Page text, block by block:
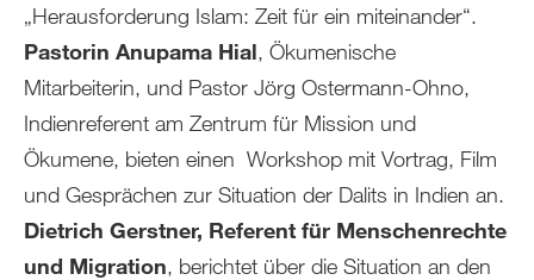
„Herausforderung Islam: Zeit für ein miteinander“.
Pastorin Anupama Hial, Ökumenische
Mitarbeiterin, und Pastor Jörg Ostermann-Ohno,
Indienreferent am Zentrum für Mission und
Ökumene, bieten einen Workshop mit Vortrag, Film
und Gesprächen zur Situation der Dalits in Indien an.
Dietrich Gerstner, Referent für Menschenrechte
und Migration, berichtet über die Situation an den